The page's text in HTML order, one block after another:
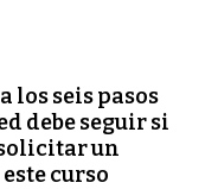
los seis pasos
debe seguir si
un
curso